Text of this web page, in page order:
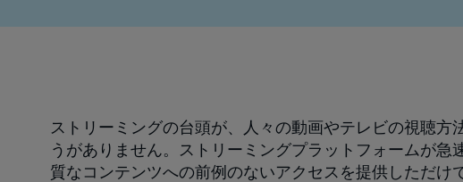
ストリーミングの台頭が、人々の動画やテレビの視聴方
うがありません。ストリーミングプラットフォームが急
質なコンテンツへの前例のないアクセスを提供しただけ